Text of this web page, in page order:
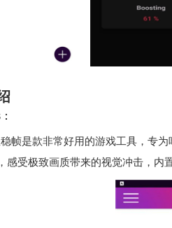
帧是款非常好用的游戏工具，专
感受极致画质带来的视觉冲击，内